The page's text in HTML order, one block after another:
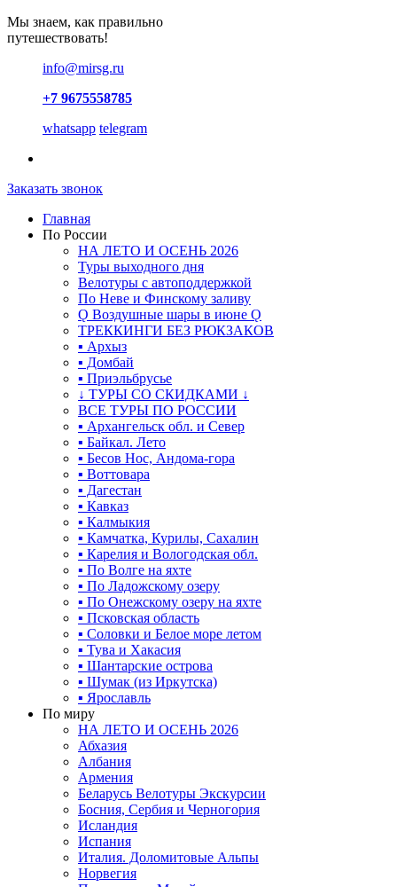
Мы знаем, как правильно
путешествовать!
info@mirsg.ru
+7 9675558785
whatsapp telegram
Заказать звонок
Главная
По России
НА ЛЕТО И ОСЕНЬ 2026
Туры выходного дня
Велотуры с автоподдержкой
По Неве и Финскому заливу
Ǫ Воздушные шары в июне Ǫ
ТРЕККИНГИ БЕЗ РЮКЗАКОВ
▪ Архыз
▪ Домбай
▪ Приэльбрусье
↓ ТУРЫ СО СКИДКАМИ ↓
ВСЕ ТУРЫ ПО РОССИИ
▪ Архангельск обл. и Север
▪ Байкал. Лето
▪ Бесов Нос, Андома-гора
▪ Воттовара
▪ Дагестан
▪ Кавказ
▪ Калмыкия
▪ Камчатка, Курилы, Сахалин
▪ Карелия и Вологодская обл.
▪ По Волге на яхте
▪ По Ладожскому озеру
▪ По Онежскому озеру на яхте
▪ Псковская область
▪ Соловки и Белое море летом
▪ Тува и Хакасия
▪ Шантарские острова
▪ Шумак (из Иркутска)
▪ Ярославль
По миру
НА ЛЕТО И ОСЕНЬ 2026
Абхазия
Албания
Армения
Беларусь Велотуры Экскурсии
Босния, Сербия и Черногория
Исландия
Испания
Италия. Доломитовые Альпы
Норвегия